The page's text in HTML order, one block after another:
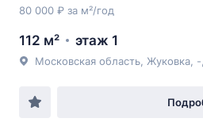
80 000 ₽ за м²/год
112 м² этаж 1
Московская область, Жуковка, -